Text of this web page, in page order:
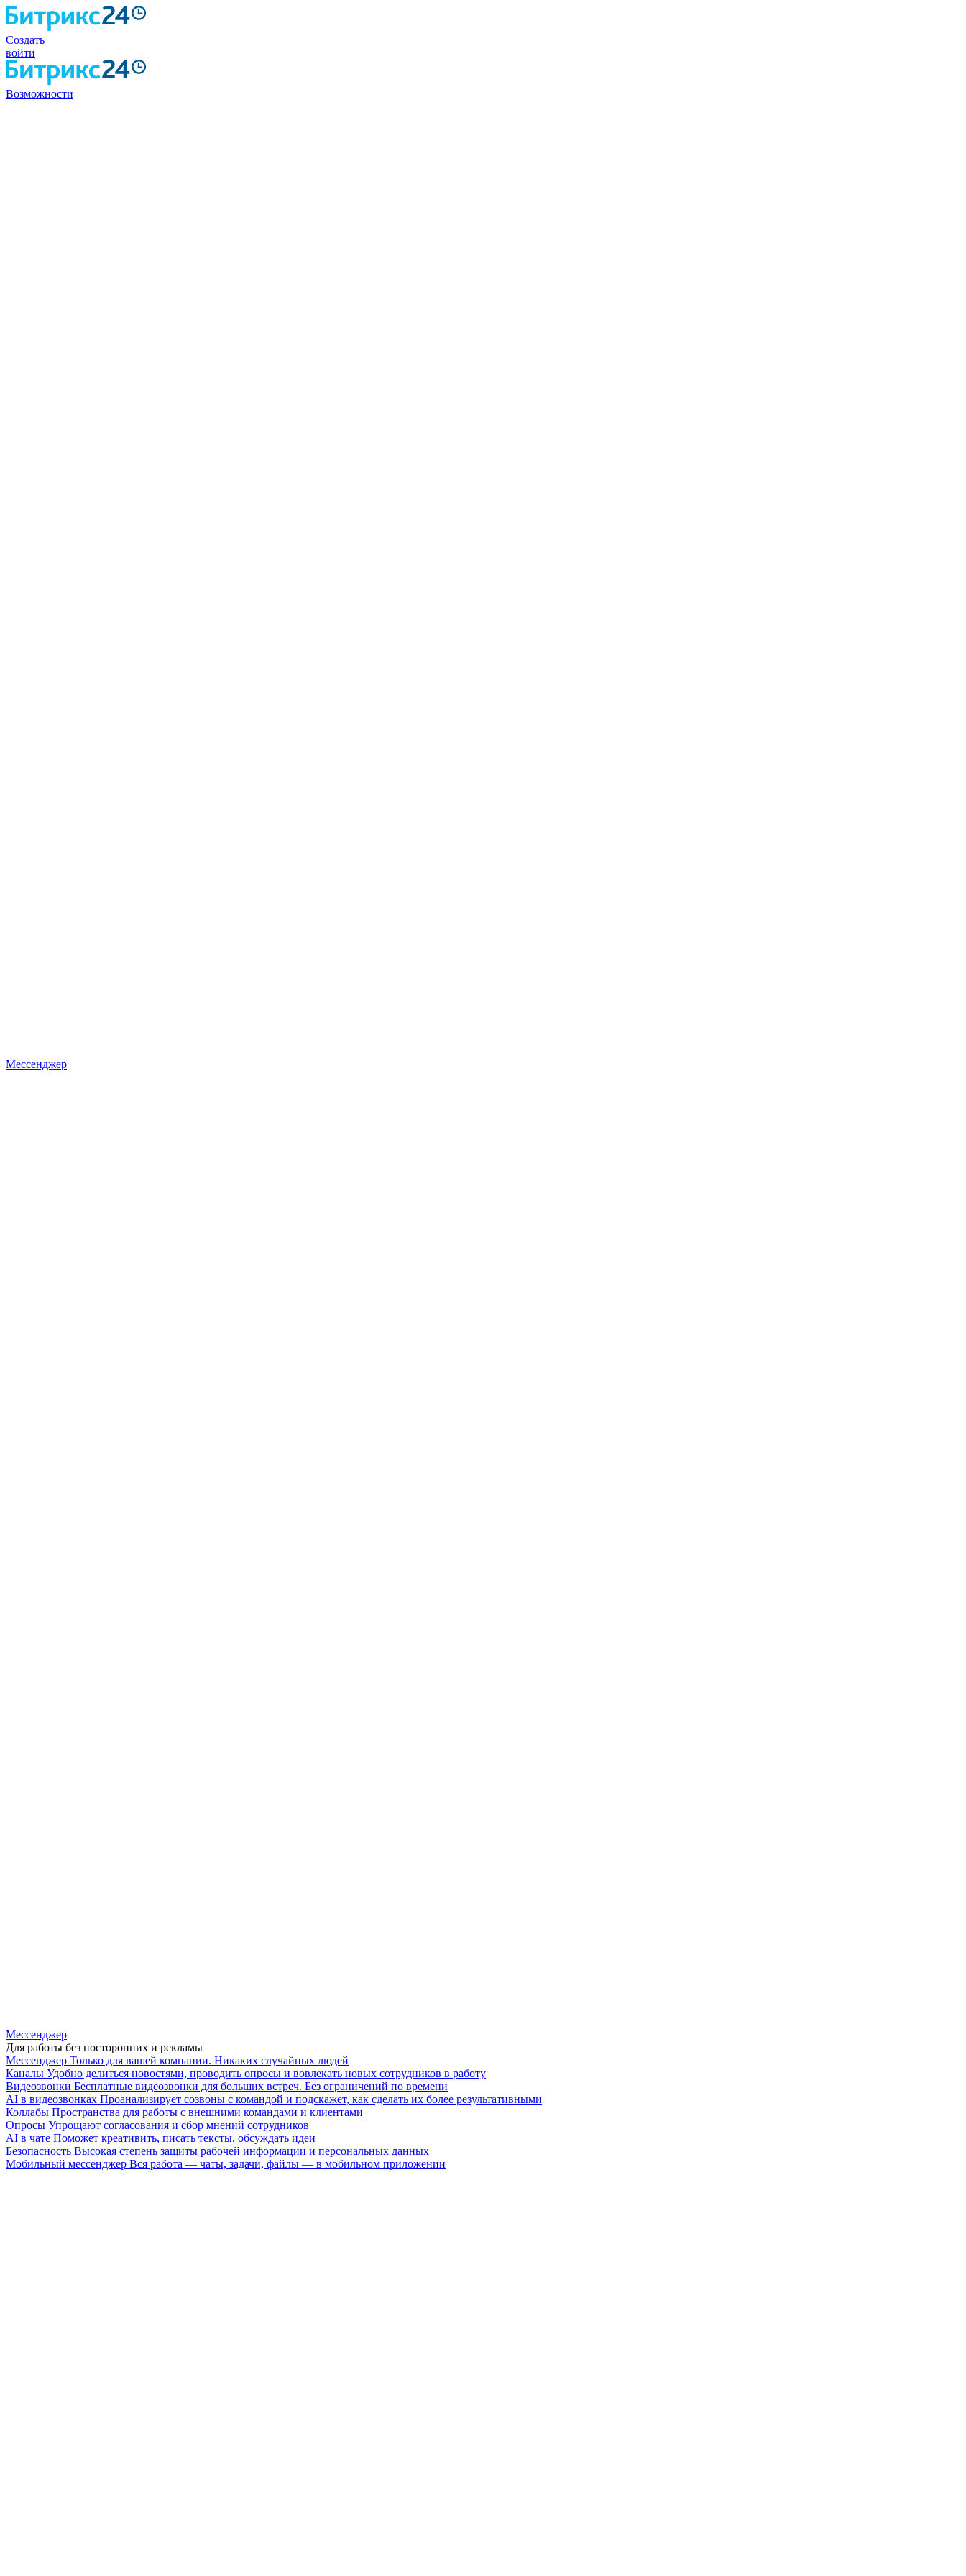
Создать
войти
Возможности
Мессенджер
Мессенджер
Для работы без посторонних и рекламы
Мессенджер Только для вашей компании. Никаких случайных людей
Каналы Удобно делиться новостями, проводить опросы и вовлекать новых сотрудников в работу
Видеозвонки Бесплатные видеозвонки для больших встреч. Без ограничений по времени
AI в видеозвонках Проанализирует созвоны с командой и подскажет, как сделать их более результативными
Коллабы Пространства для работы с внешними командами и клиентами
Опросы Упрощают согласования и сбор мнений сотрудников
AI в чате Поможет креативить, писать тексты, обсуждать идеи
Безопасность Высокая степень защиты рабочей информации и персональных данных
Мобильный мессенджер Вся работа — чаты, задачи, файлы — в мобильном приложении